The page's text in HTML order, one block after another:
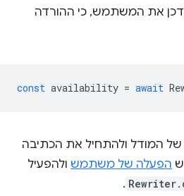
את המשתמש, כי ההורדה
const availability = await
ולהתחיל את הכתיבה
של משתמשולהפעיל
.